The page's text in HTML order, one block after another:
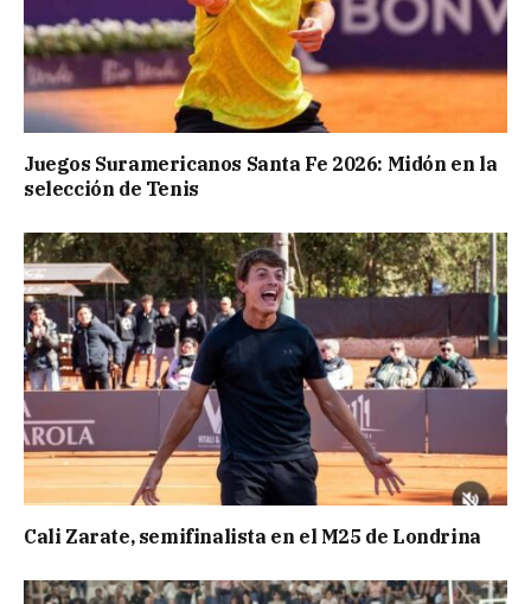
Juegos Suramericanos Santa Fe 2026: Midón en la
selección de Tenis
Cali Zarate, semifinalista en el M25 de Londrina